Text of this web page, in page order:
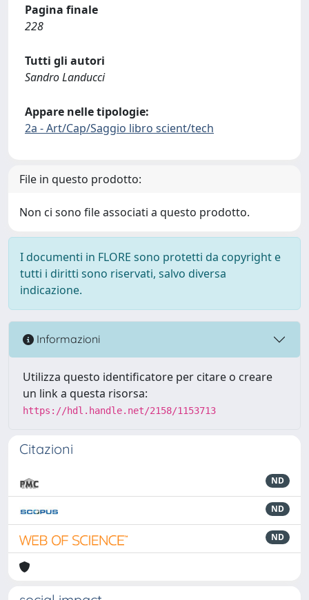
Pagina finale
228
Tutti gli autori
Sandro Landucci
Appare nelle tipologie:
2a - Art/Cap/Saggio libro scient/tech
File in questo prodotto:
Non ci sono file associati a questo prodotto.
I documenti in FLORE sono protetti da copyright e
tutti i diritti sono riservati, salvo diversa
indicazione.
Informazioni
Utilizza questo identificatore per citare o creare
un link a questa risorsa:
https://hdl.handle.net/2158/1153713
Citazioni
ND
ND
ND